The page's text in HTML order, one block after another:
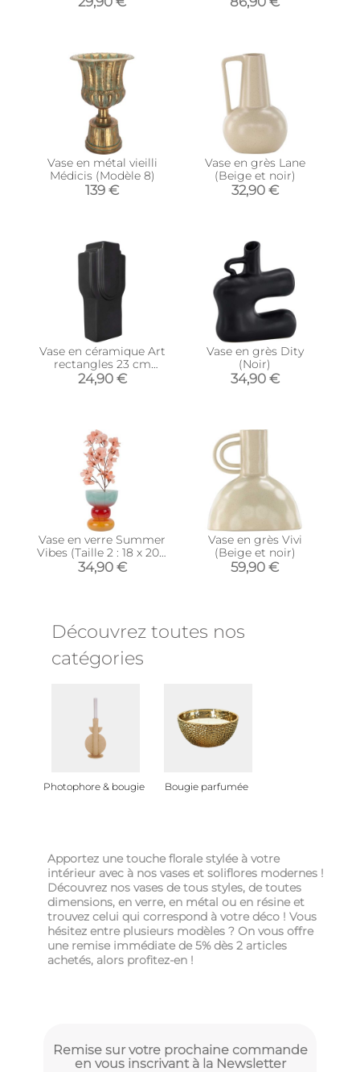
Vase en métal vieilli
Médicis (Modèle 8)
139 €
Vase en grès Lane
(Beige et noir)
32,90 €
Vase en céramique Art
rectangles 23 cm
(Noir)
24,90 €
Vase en grès Dity
(Noir)
34,90 €
Vase en verre Summer
Vibes (Taille 2 : 18 x 20,5
cm)
34,90 €
Vase en grès Vivi
(Beige et noir)
59,90 €
Découvrez toutes nos
catégories
Photophore & bougie Bougie parfumée
Apportez une touche florale stylée à votre
intérieur avec à nos vases et soliflores modernes !
Découvrez nos vases de tous styles, de toutes
dimensions, en verre, en métal ou en résine et
trouvez celui qui correspond à votre déco ! Vous
hésitez entre plusieurs modèles ? On vous offre
une remise immédiate de 5% dès 2 articles
achetés, alors profitez-en !
Remise sur votre prochaine commande
en vous inscrivant à la Newsletter